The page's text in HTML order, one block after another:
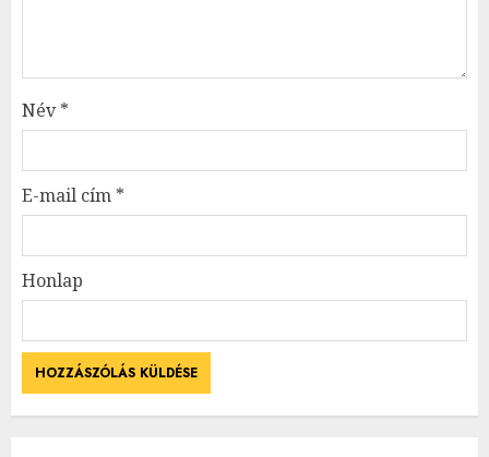
Név*
E-mail cím *
Honlap